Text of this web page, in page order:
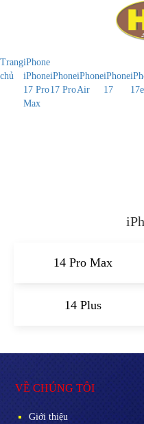
Trang
chủ
iPhone
iPhone
17 Pro
Max
iPhone
17 Pro
iPhone
Air
iPhone
17
17e
14 Pro Max
14 Plus
VỀ CHÚNG TÔI
Giới thiệu